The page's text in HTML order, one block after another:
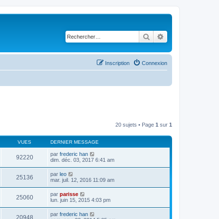
Rechercher
Connexion
Inscription
20 sujets • Page 1 sur 1
VUES DERNIER MESSAGE
92220 par frederic han
dim. déc. 03, 2017 6:41 am
25136 par leo
mar. juil. 12, 2016 11:09 am
25060 par parisse
lun. juin 15, 2015 4:03 pm
20948 par frederic han